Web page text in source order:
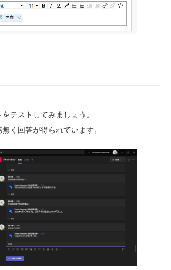
テストしてみましょう。
く回答が得られています。